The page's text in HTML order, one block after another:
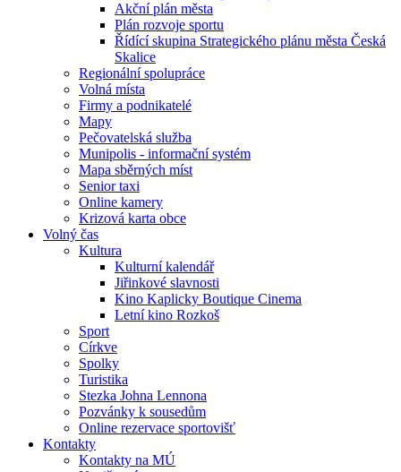
Akční plán města
Plán rozvoje sportu
Řídící skupina Strategického plánu města Česká
Skalice
Regionální spolupráce
Volná místa
Firmy a podnikatelé
Mapy
Pečovatelská služba
Munipolis - informační systém
Mapa sběrných míst
Senior taxi
Online kamery
Krizová karta obce
Volný čas
Kultura
Kulturní kalendář
Jiřinkové slavnosti
Kino Kaplicky Boutique Cinema
Letní kino Rozkoš
Sport
Církve
Spolky
Turistika
Stezka Johna Lennona
Pozvánky k sousedům
Online rezervace sportovišť
Kontakty
Kontakty na MÚ